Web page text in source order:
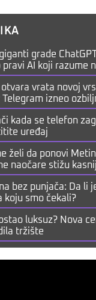
grade
AI koji razume
otvara vrata novoj
Telegram izneo
kada se telefon
uređaj
želi da ponovi
naočare stižu
bez punjača: Da li
koju smo čekali?
luksuz? Nova
tržište